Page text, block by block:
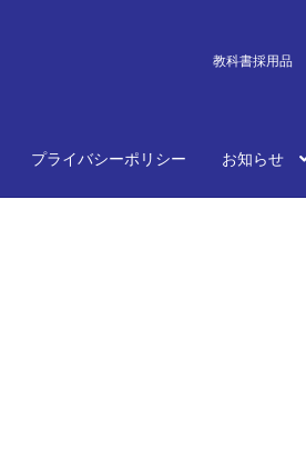
教科書採用品
プライバシーポリシー お知らせ